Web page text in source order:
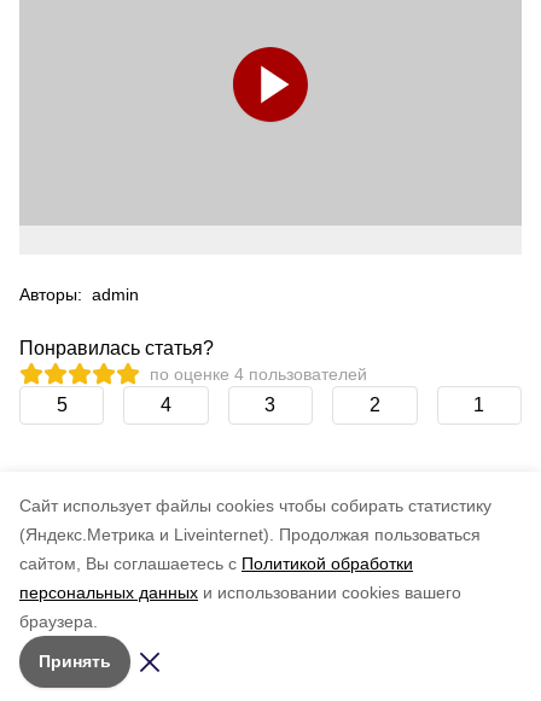
Cайт использует файлы cookies чтобы собирать статистику
(Яндекс.Метрика и Liveinternet).
Продолжая пользоваться
сайтом, Вы соглашаетесь с Политикой обработки
персональных данных и использовании cookies вашего
браузера.
Принять
Авторы: admin
Понравилась статья?
по оценке 4 пользователей
5 4 3 2 1